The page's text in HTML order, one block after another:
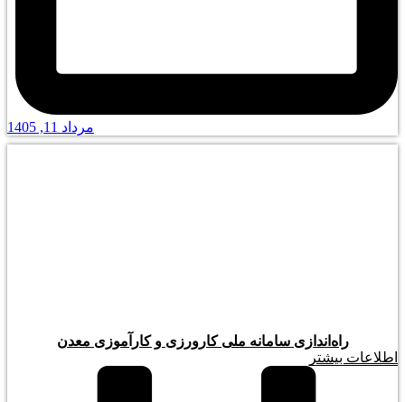
مرداد 11, 1405
راه‌اندازی سامانه ملی کارورزی و کارآموزی معدن
اطلاعات بیشتر